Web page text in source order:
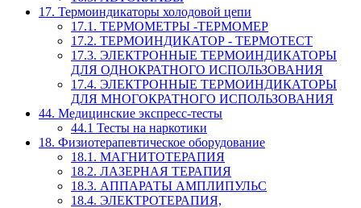
17. Термоиндикаторы холодовой цепи
17.1. ТЕРМОМЕТРЫ -ТЕРМОМЕР
17.2. ТЕРМОИНДИКАТОР - ТЕРМОТЕСТ
17.3. ЭЛЕКТРОННЫЕ ТЕРМОИНДИКАТОРЫ
ДЛЯ ОДНОКРАТНОГО ИСПОЛЬЗОВАНИЯ
17.4. ЭЛЕКТРОННЫЕ ТЕРМОИНДИКАТОРЫ
ДЛЯ МНОГОКРАТНОГО ИСПОЛЬЗОВАНИЯ
44. Медицинские экспресс-тесты
44.1 Тесты на наркотики
18. Физиотерапевтическое оборудование
18.1. МАГНИТОТЕРАПИЯ
18.2. ЛАЗЕРНАЯ ТЕРАПИЯ
18.3. АППАРАТЫ АМПЛИПУЛЬС
18.4. ЭЛЕКТРОТЕРАПИЯ,